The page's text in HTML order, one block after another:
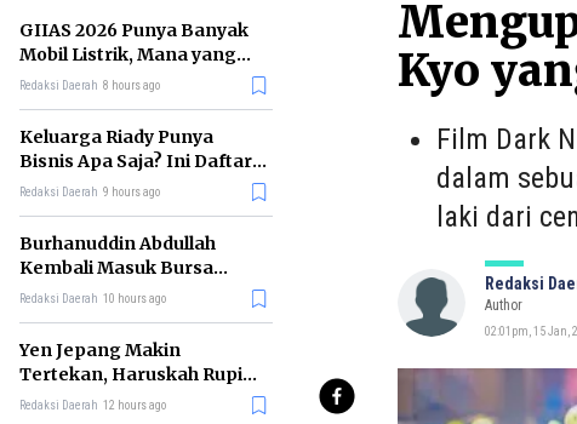
GIIAS 2026 Punya Banyak
Mobil Listrik, Mana yang
Cocok untuk Gaji Rp10 Juta?
Redaksi Daerah 8 hours ago
Keluarga Riady Punya
Bisnis Apa Saja? Ini Daftar
Kerajaan Usahanya
Redaksi Daerah 9 hours ago
Burhanuddin Abdullah
Kembali Masuk Bursa
Gubernur BI, Ini Rekam
Redaksi Daerah 10 hours ago
Yen Jepang Makin
Tertekan, Haruskah Rupiah
Ikut Khawatir?
Redaksi Daerah 12 hours ago
Kyo
Film Dark
dalam
laki dari
Redaksi
Author
02:01pm, 15 Jan,